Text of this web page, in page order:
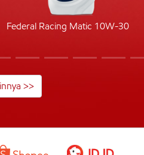
Federal Racing Matic 10W-30
>>